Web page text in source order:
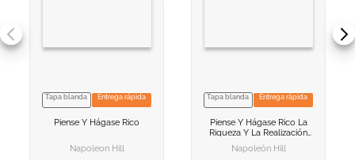
VER INFORMACION
Tapa blanda Entrega rápida
Piense Y Hágase Rico
Napoleon Hill
VER INFORMACION
AGREGAR AL
Tapa blanda Entrega rápida
Piense Y Hágase Rico La
Riqueza Y La Realización
Personal Al Alcance De
Todos
Napoleón Hill